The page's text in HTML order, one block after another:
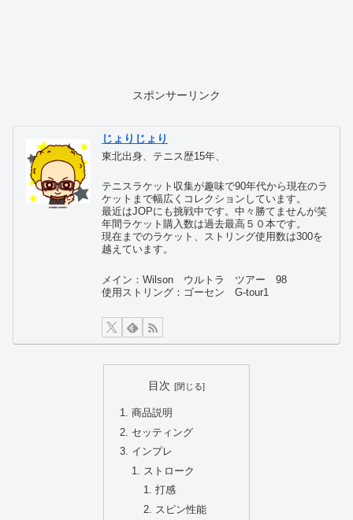
スポンサーリンク
じょりじょり
東北出身、テニス歴15年、
テニスラケット収集が趣味で90年代から現在のラ
ケットまで幅広くコレクションしています。
最近はJOPにも挑戦中です。中々勝てませんが笑
年間ラケット購入数は過去最高５０本です。
現在までのラケット、ストリング使用数は300を
越えています。
メイン：Wilson ウルトラ ツアー 98
使用ストリング：ゴーセン G-tour1
目次
商品説明
セッティング
インプレ
ストローク
打感
スピン性能